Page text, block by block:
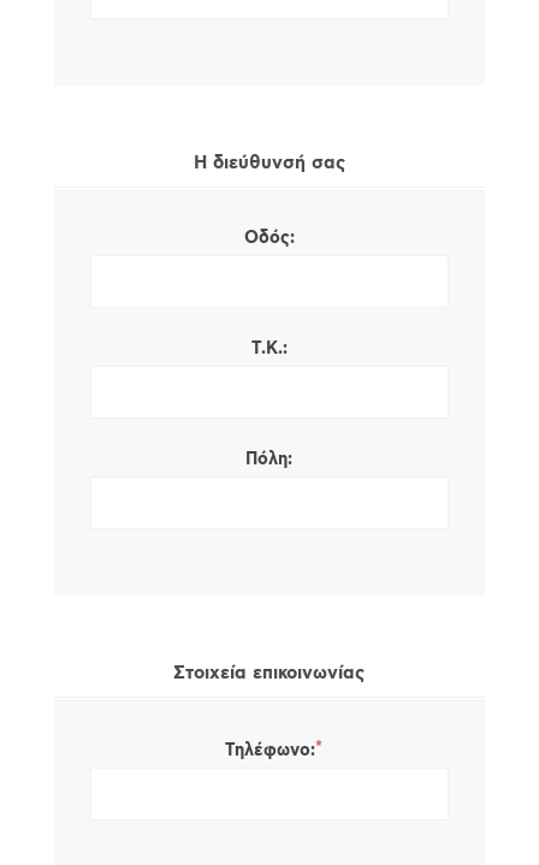
Η διεύθυνσή σας
Οδός:
Τ.Κ.:
Πόλη:
Στοιχεία επικοινωνίας
Τηλέφωνο:*